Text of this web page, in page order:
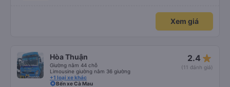
điểm dừng, họ đánh thức chúng tôi dậy và đảm bảo chúng tôi đã sẵn sàng.
Nhìn chung, đó là một trải nghiệm tốt. Mỗi giường đều có gối và chăn, và đủ
Xem giá
Hòa Thuận
Giường nằm 44 chỗ
Limousine giường nằm 36 giường
+1 loại xe khác
2.4 star_rate
(11 đánh giá)
Bến xe Cà Mau